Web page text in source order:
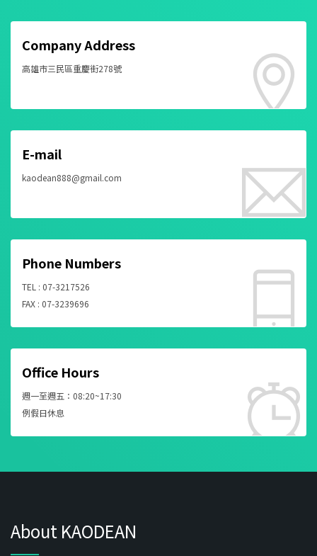
Company Address
高雄市三民區重慶街278號
E-mail
kaodean888@gmail.com
Phone Numbers
TEL : 07-3217526
FAX : 07-3239696
Office Hours
週一至週五：08:20~17:30
例假日休息
About KAODEAN